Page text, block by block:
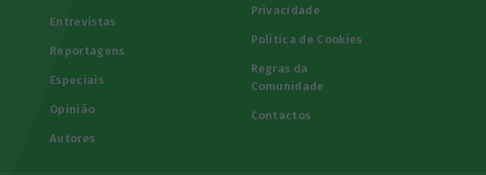
Entrevistas
Reportagens
Especiais
Opinião
Autores
Privacidade
Política de Cookies
Regras da
Comunidade
Contactos